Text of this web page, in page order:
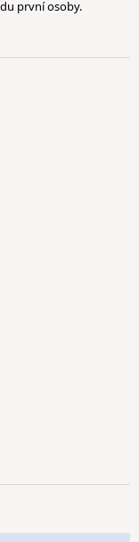
první osoby.